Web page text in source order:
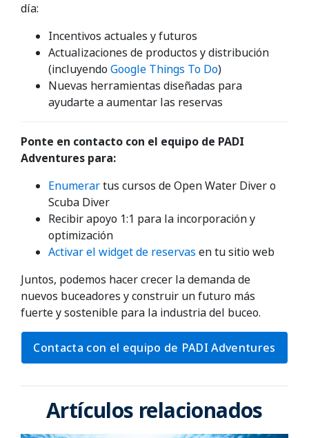
día:
Incentivos actuales y futuros
Actualizaciones de productos y distribución
(incluyendoGoogle Things To Do)
Nuevas herramientas diseñadas para
ayudarte a aumentar las reservas
Ponte en contacto con el equipo de PADI
Adventures para:
Enumerartus cursos de Open Water Diver o
Scuba Diver
Recibir apoyo 1:1 para la incorporación y
optimización
Activar el widget de reservas en tu sitio web
Juntos, podemos hacer crecer la demanda de
nuevos buceadores y construir un futuro más
fuerte y sostenible para la industria del buceo.
Contacta con el equipo de PADI Adventures
Artículos relacionados